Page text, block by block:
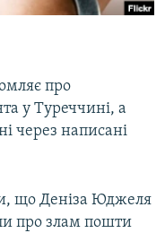
про
у Туреччині, а
через написані
що Деніза Юджеля
про злам пошти